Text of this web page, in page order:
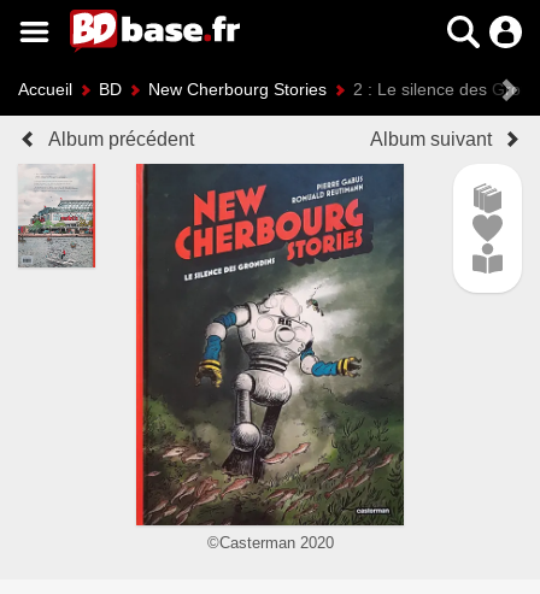
Accueil BD New Cherbourg Stories 2 : Le silence des
Album précédent Album suivant
©Casterman 2020